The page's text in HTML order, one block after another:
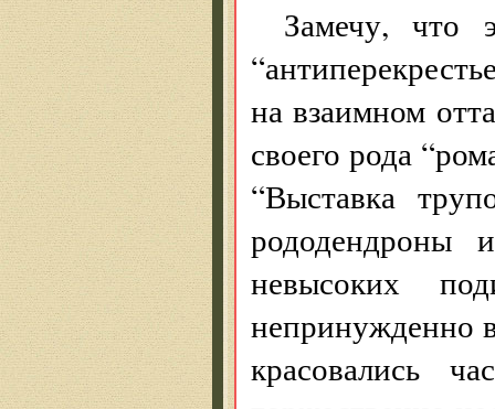
Замечу, что
на взаимном
своего рода
“Выставка
рододендроны
невысоких
непринужденно
красовались